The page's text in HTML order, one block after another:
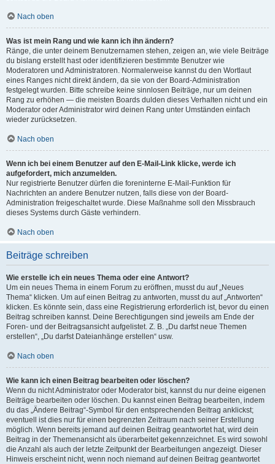
Nach oben
Was ist mein Rang und wie kann ich ihn ändern?
Ränge, die unter deinem Benutzernamen stehen, zeigen an, wie viele Beiträge
du bislang erstellt hast oder identifizieren bestimmte Benutzer wie
Moderatoren und Administratoren. Normalerweise kannst du den Wortlaut
eines Ranges nicht direkt ändern, da sie von der Board-Administration
festgelegt wurden. Bitte schreibe keine sinnlosen Beiträge, nur um deinen
Rang zu erhöhen — die meisten Boards dulden dieses Verhalten nicht und ein
Moderator oder Administrator wird deinen Rang unter Umständen einfach
wieder zurücksetzen.
Nach oben
Wenn ich bei einem Benutzer auf den E-Mail-Link klicke, werde ich
aufgefordert, mich anzumelden.
Nur registrierte Benutzer dürfen die foreninterne E-Mail-Funktion für
Nachrichten an andere Benutzer nutzen, falls diese von der Board-
Administration freigeschaltet wurde. Diese Maßnahme soll den Missbrauch
dieses Systems durch Gäste verhindern.
Nach oben
Beiträge schreiben
Wie erstelle ich ein neues Thema oder eine Antwort?
Um ein neues Thema in einem Forum zu eröffnen, musst du auf „Neues
Thema“ klicken. Um auf einen Beitrag zu antworten, musst du auf „Antworten“
klicken. Es könnte sein, dass eine Registrierung erforderlich ist, bevor du einen
Beitrag schreiben kannst. Deine Berechtigungen sind jeweils am Ende der
Foren- und der Beitragsansicht aufgelistet. Z. B. „Du darfst neue Themen
erstellen“, „Du darfst Dateianhänge erstellen“ usw.
Nach oben
Wie kann ich einen Beitrag bearbeiten oder löschen?
Wenn du nicht Administrator oder Moderator bist, kannst du nur deine eigenen
Beiträge bearbeiten oder löschen. Du kannst einen Beitrag bearbeiten, indem
du das „Ändere Beitrag“-Symbol für den entsprechenden Beitrag anklickst;
eventuell ist dies nur für einen begrenzten Zeitraum nach seiner Erstellung
möglich. Wenn bereits jemand auf deinen Beitrag geantwortet hat, wird dein
Beitrag in der Themenansicht als überarbeitet gekennzeichnet. Es wird sowohl
die Anzahl als auch der letzte Zeitpunkt der Bearbeitungen angezeigt. Dieser
Hinweis erscheint nicht, wenn noch niemand auf deinen Beitrag geantwortet